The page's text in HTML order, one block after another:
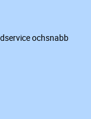
ochsnabb